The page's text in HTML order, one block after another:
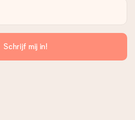
Schrijf mij in!